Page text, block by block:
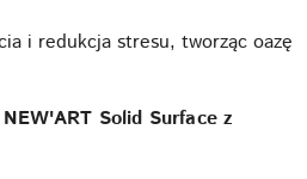
i redukcja stresu, tworząc oazę
Solid Surface z